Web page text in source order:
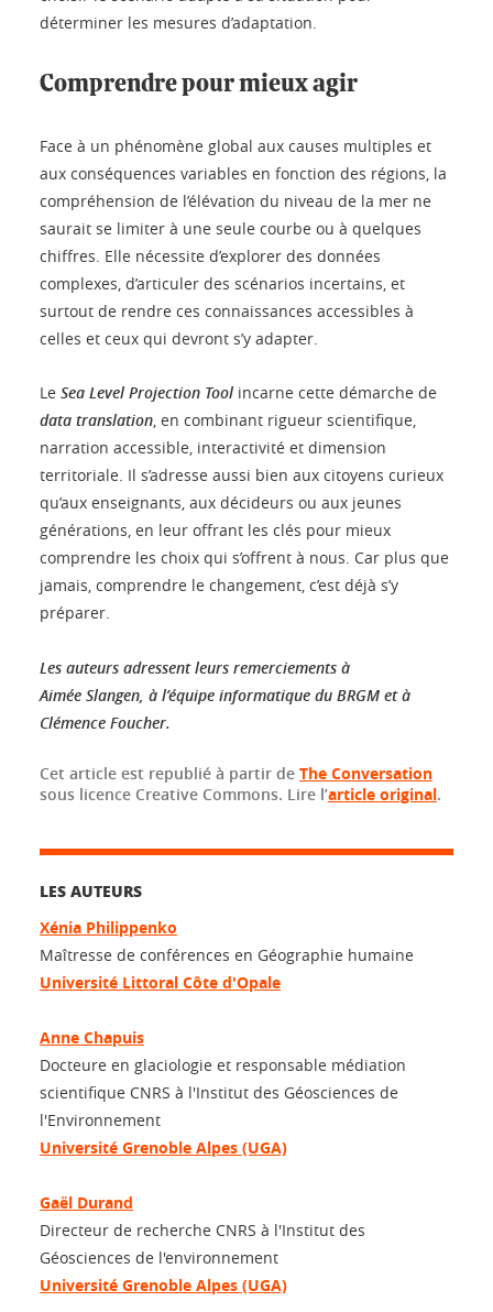
déterminer les mesures d’adaptation.
Comprendre pour mieux agir
Face à un phénomène global aux causes multiples et
aux conséquences variables en fonction des régions, la
compréhension de l’élévation du niveau de la mer ne
saurait se limiter à une seule courbe ou à quelques
chiffres. Elle nécessite d’explorer des données
complexes, d’articuler des scénarios incertains, et
surtout de rendre ces connaissances accessibles à
celles et ceux qui devront s’y adapter.
Le Sea Level Projection Tool incarne cette démarche de
data translation, en combinant rigueur scientifique,
narration accessible, interactivité et dimension
territoriale. Il s’adresse aussi bien aux citoyens curieux
qu’aux enseignants, aux décideurs ou aux jeunes
générations, en leur offrant les clés pour mieux
comprendre les choix qui s’offrent à nous. Car plus que
jamais, comprendre le changement, c’est déjà s’y
préparer.
Les auteurs adressent leurs remerciements à
Aimée Slangen, à l’équipe informatique du BRGM et à
Clémence Foucher.
Cet article est republié à partir de The Conversation
sous licence Creative Commons. Lire l’article original.
LES AUTEURS
Xénia Philippenko
Maîtresse de conférences en Géographie humaine
Université Littoral Côte d'Opale
Anne Chapuis
Docteure en glaciologie et responsable médiation
scientifique CNRS à l'Institut des Géosciences de
l'Environnement
Université Grenoble Alpes (UGA)
Gaël Durand
Directeur de recherche CNRS à l'Institut des
Géosciences de l'environnement
Université Grenoble Alpes (UGA)